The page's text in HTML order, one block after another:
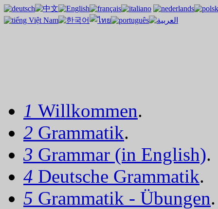
1 Willkommen.
2 Grammatik.
3 Grammar (in English).
4 Deutsche Grammatik.
5 Grammatik - Übungen.